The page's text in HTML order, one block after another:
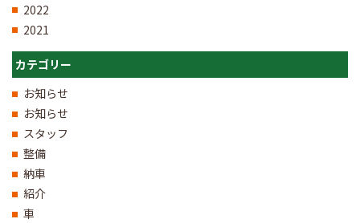
2022
2021
カテゴリー
お知らせ
お知らせ
スタッフ
整備
納車
紹介
車